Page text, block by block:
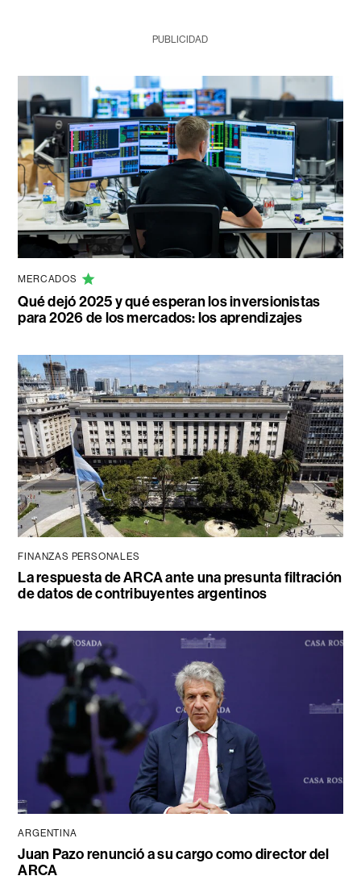
PUBLICIDAD
MERCADOS
Qué dejó 2025 y qué esperan los inversionistas
para 2026 de los mercados: los aprendizajes
FINANZAS PERSONALES
La respuesta de ARCA ante una presunta filtración
de datos de contribuyentes argentinos
ARGENTINA
Juan Pazo renunció a su cargo como director del
ARCA